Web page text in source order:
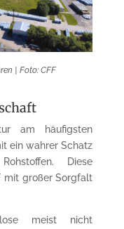
| Foto: CFF
am häufigsten
ein wahrer Schatz
Diese
mit großer Sorgfalt
meist nicht